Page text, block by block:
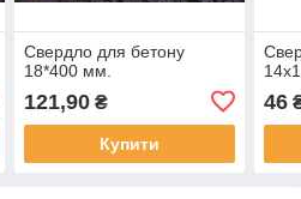
Свердло для бетону
18*400 мм.
121,90₴
Купити
46